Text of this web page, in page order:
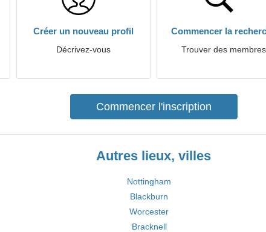
Créer un nouveau profil
Décrivez-vous
Commencer la
Trouver des membres
Commencer l'inscription
Autres lieux, villes
Nottingham
Blackburn
Worcester
Bracknell